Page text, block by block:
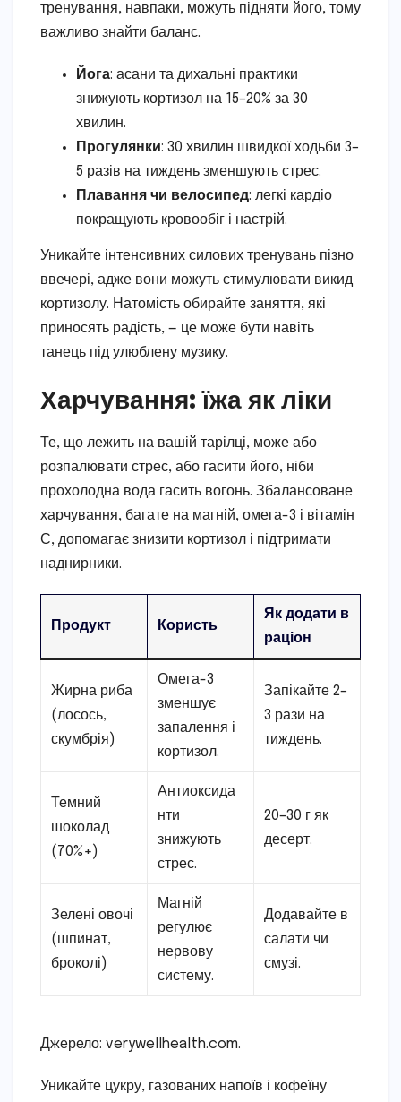
тренування, навпаки, можуть підняти його, тому
важливо знайти баланс.
Йога: асани та дихальні практики
знижують кортизол на 15–20% за 30
хвилин.
Прогулянки: 30 хвилин швидкої ходьби 3–
5 разів на тиждень зменшують стрес.
Плавання чи велосипед: легкі кардіо
покращують кровообіг і настрій.
Уникайте інтенсивних силових тренувань пізно
ввечері, адже вони можуть стимулювати викид
кортизолу. Натомість обирайте заняття, які
приносять радість, — це може бути навіть
танець під улюблену музику.
Харчування: їжа як ліки
Те, що лежить на вашій тарілці, може або
розпалювати стрес, або гасити його, ніби
прохолодна вода гасить вогонь. Збалансоване
харчування, багате на магній, омега-3 і вітамін
С, допомагає знизити кортизол і підтримати
наднирники.
Продукт Користь
Як додати в
раціон
Жирна риба
(лосось,
скумбрія)
Омега-3
зменшує
запалення і
кортизол.
Запікайте 2–
3 рази на
тиждень.
Темний
шоколад
(70%+)
Антиоксида
нти
знижують
стрес.
20–30 г як
десерт.
Зелені овочі
(шпинат,
броколі)
Магній
регулює
нервову
систему.
Додавайте в
салати чи
смузі.
Джерело: verywellhealth.com.
Уникайте цукру, газованих напоїв і кофеїну